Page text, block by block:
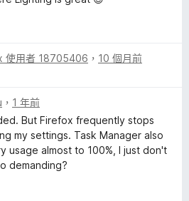
使用者 18705406 ， 10 個月前
， 1 年前
But Firefox frequently stops
my settings. Task Manager also
usage almost to 100%, I just don't
demanding?